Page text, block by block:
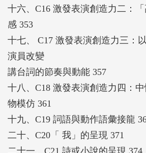
十六、C16 激發表演創造力二：
感 353
十七、 C17 激發表演創造力三：
演員改變
講台詞的節奏與動能 357
十八、C18 激發表演創造力四：
物模仿 361
十九、C19 詞語與動作語彙接龍
二十、C20「 我」的呈現 371